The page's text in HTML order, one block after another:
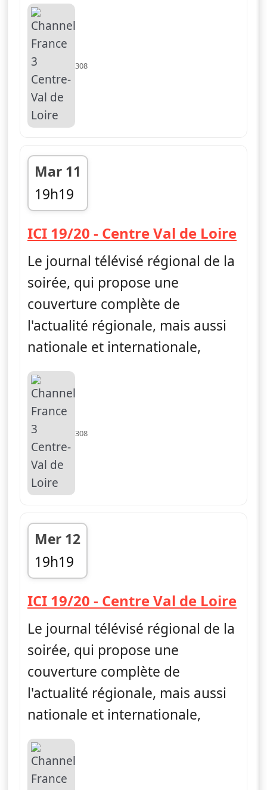
308
Mar 11
19h19
fin 19h48
ICI 19/20 - Centre Val de Loire—
Le journal télévisé régional de la
soirée, qui propose une
couverture complète de
l'actualité régionale, mais aussi
nationale et internationale,
308
Mer 12
19h19
fin 19h48
ICI 19/20 - Centre Val de Loire—
Le journal télévisé régional de la
soirée, qui propose une
couverture complète de
l'actualité régionale, mais aussi
nationale et internationale,